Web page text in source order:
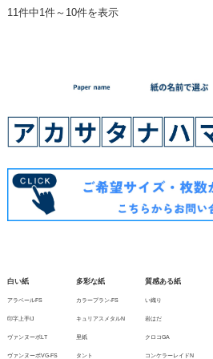
11件中1件～10件を表示
白い紙
アラベールFS
印字上手IJ
ヴァンヌーボLT
ヴァンヌーボVG-FS
多彩な紙
カラープラン-FS
キュリアスメタルN
里紙
タント
質感ある紙
い織り
岩はだ
クロコGA
コンケラーレイドN